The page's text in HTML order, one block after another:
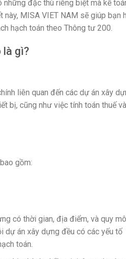
những đặc thù riêng biệt mà kế
MISA VIET NAM sẽ giúp bạn
hạch toán theo Thông tư 200.
là gì?
liên quan đến các dự án xây
bị, cũng như việc tính toán thuế và
gồm:
có thời gian, địa điểm, và quy mô
dự án xây dựng đều có các yếu tố
toán.